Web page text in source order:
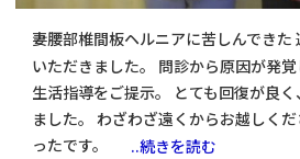
妻腰部椎間板ヘルニアに苦しんできた
いただきました。 問診から原因が発
生活指導をご提示。 とても回復が良
ました。 わざわざ遠くからお越しく
ったです。 ..続きを読む